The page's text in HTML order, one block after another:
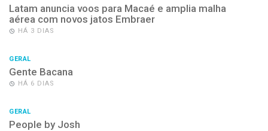
Latam anuncia voos para Macaé e amplia malha
aérea com novos jatos Embraer
HÁ 3 DIAS
GERAL
Gente Bacana
HÁ 6 DIAS
GERAL
People by Josh